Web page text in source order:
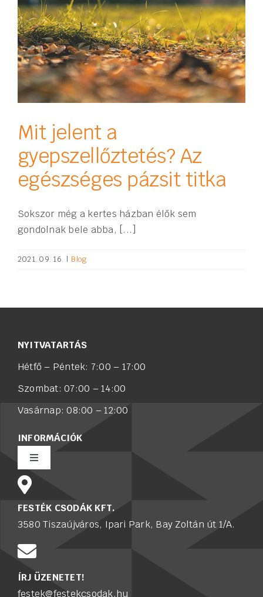
Mit jelent a
gyepszellőztetés? Az
egészséges pázsit titka
Sokszor még a kertes házban élők sem
gondolnak bele abba, [...]
2021. 09. 16. | Blog
NYITVATARTÁS
Hétfő – Péntek: 7:00 – 17:00
Szombat: 07:00 – 14:00
Vasárnap: 08:00 – 12:00
INFORMÁCIÓK
Toggle
Navigation
Rólunk
Értékesítő munkatársat keresünk
FESTÉK CSODÁK KFT.
3580 Tiszaújváros, Ipari Park, Bay Zoltán út 1/A.
ÍRJ ÜZENETET!
festek@festekcsodak.hu